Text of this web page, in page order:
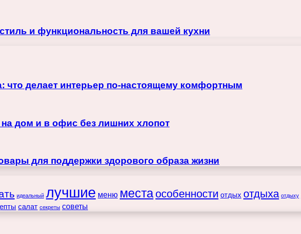
и функциональность для вашей кухни
что делает интерьер по-настоящему комфортным
дом и в офис без лишних хлопот
для поддержки здорового образа жизни
идеальный лучшие меню места особенности отдых отдыха отдыху
салат секреты советы